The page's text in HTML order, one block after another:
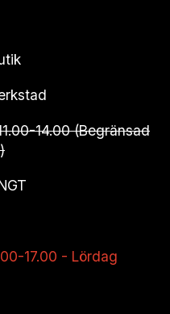
14.00 (Begränsad
17.00 - Lördag